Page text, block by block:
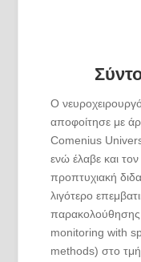
Ο
αποφοίτησε με
Comenius
ενώ έλαβε και
προπτυχιακή
λιγότερο
monitoring with
methods) στο